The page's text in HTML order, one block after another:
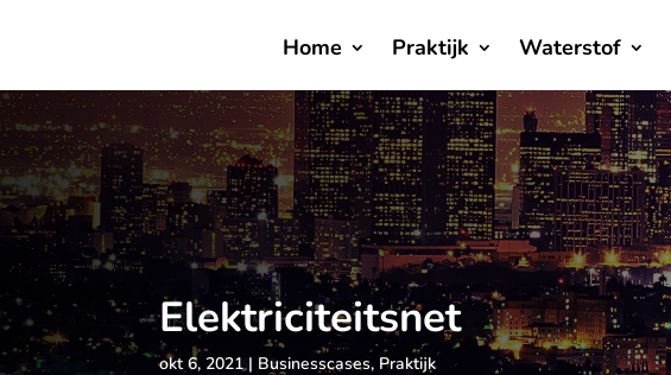
Home Praktijk Waterstof
Elektriciteitsnet
okt 6, 2021 Businesscases, Praktijk